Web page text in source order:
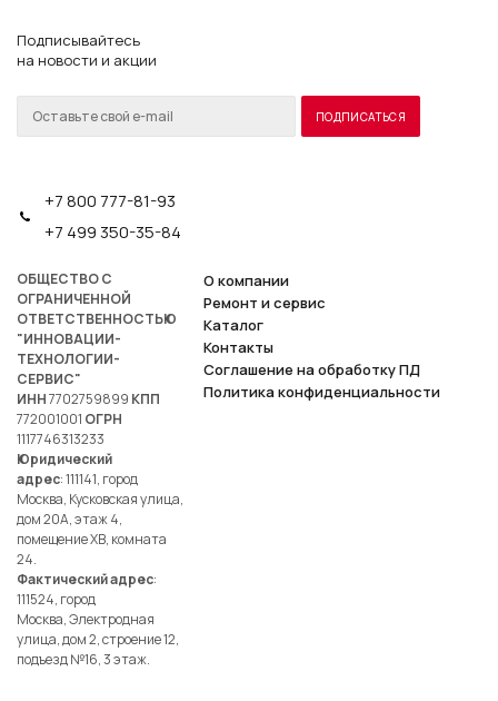
Подписывайтесь
на новости и акции
+7 800 777-81-93
+7 499 350-35-84
ОБЩЕСТВО С
ОГРАНИЧЕННОЙ
ОТВЕТСТВЕННОСТЬЮ
"ИННОВАЦИИ-
ТЕХНОЛОГИИ-
СЕРВИС"
ИНН7702759899 КПП
772001001 ОГРН
1117746313233
Юридический
адрес: 111141, город
Москва, Кусковская улица,
дом 20А, этаж 4,
помещение ХВ, комната
24.
Фактический адрес:
111524, город
Москва, Электродная
улица, дом 2, строение 12,
подъезд №16, 3 этаж.
О компании
Ремонт и сервис
Каталог
Контакты
Соглашение на обработку ПД
Политика конфиденциальности